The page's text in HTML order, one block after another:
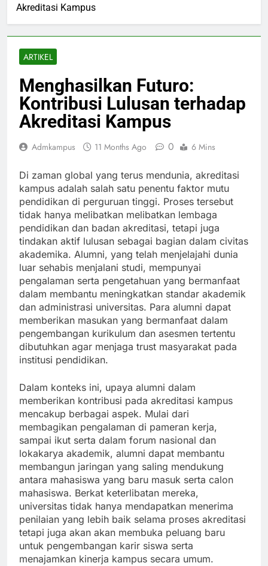
Akreditasi Kampus
ARTIKEL
Menghasilkan Futuro:
Kontribusi Lulusan terhadap
Akreditasi Kampus
Admkampus 11 Months Ago 0 6 Mins
Di zaman global yang terus mendunia, akreditasi
kampus adalah salah satu penentu faktor mutu
pendidikan di perguruan tinggi. Proses tersebut
tidak hanya melibatkan melibatkan lembaga
pendidikan dan badan akreditasi, tetapi juga
tindakan aktif lulusan sebagai bagian dalam civitas
akademika. Alumni, yang telah menjelajahi dunia
luar sehabis menjalani studi, mempunyai
pengalaman serta pengetahuan yang bermanfaat
dalam membantu meningkatkan standar akademik
dan administrasi universitas. Para alumni dapat
memberikan masukan yang bermanfaat dalam
pengembangan kurikulum dan asesmen tertentu
dibutuhkan agar menjaga trust masyarakat pada
institusi pendidikan.
Dalam konteks ini, upaya alumni dalam
memberikan kontribusi pada akreditasi kampus
mencakup berbagai aspek. Mulai dari
membagikan pengalaman di pameran kerja,
sampai ikut serta dalam forum nasional dan
lokakarya akademik, alumni dapat membantu
membangun jaringan yang saling mendukung
antara mahasiswa yang baru masuk serta calon
mahasiswa. Berkat keterlibatan mereka,
universitas tidak hanya mendapatkan menerima
penilaian yang lebih baik selama proses akreditasi
tetapi juga akan akan membuka peluang baru
untuk pengembangan karir siswa serta
menajamkan kinerja kampus secara umum.